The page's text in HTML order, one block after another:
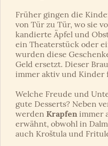
Früher gingen die
von Tür zu Tür, wo sie
kandierte Äpfel und
ein Theaterstück oder
wurden diese
Geld ersetzt. Dieser
immer aktiv und Kinder
Welche Freude und
gute Desserts? Neben
werden Krapfen immer
erwähnt, obwohl in
auch Kroštula und